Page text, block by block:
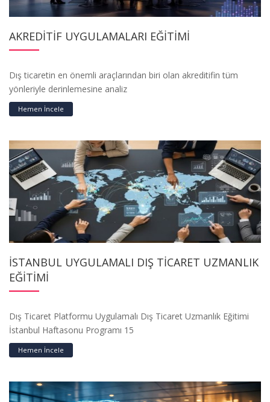
AKREDİTİF UYGULAMALARI EĞİTİMİ
Dış ticaretin en önemli araçlarından biri olan akreditifin tüm
yönleriyle derinlemesine analiz
Hemen İncele
İSTANBUL UYGULAMALI DIŞ TİCARET UZMANLIK
EĞİTİMİ
Dış Ticaret Platformu Uygulamalı Dış Ticaret Uzmanlık Eğitimi
İstanbul Haftasonu Programı 15
Hemen İncele